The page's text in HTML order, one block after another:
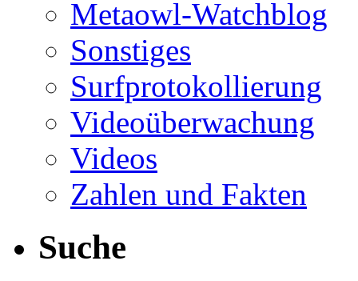
Metaowl-Watchblog
Sonstiges
Surfprotokollierung
Videoüberwachung
Videos
Zahlen und Fakten
Suche